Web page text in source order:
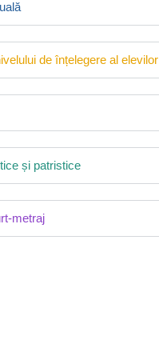
de înțelegere al elevilor
și patristice
metraj